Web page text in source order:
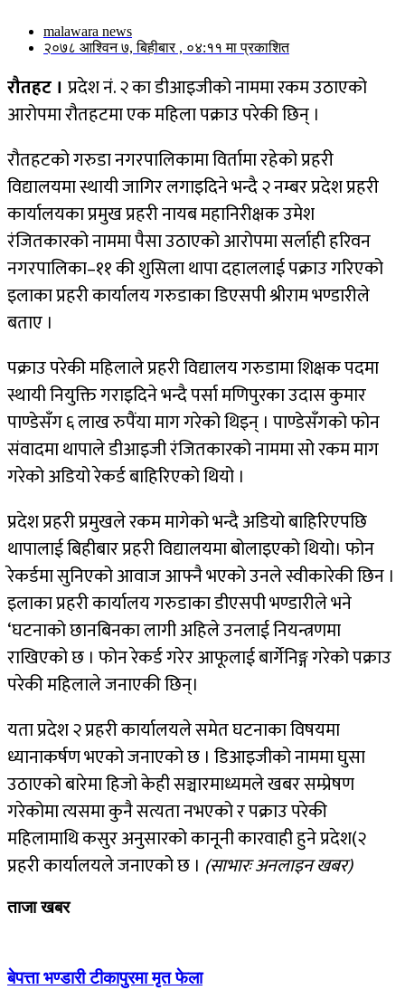
malawara news
२०७८ आश्विन ७, बिहीबार , ०४:११ मा प्रकाशित
रौतहट । प्रदेश नं. २ का डीआइजीको नाममा रकम उठाएको
आरोपमा रौतहटमा एक महिला पक्राउ परेकी छिन् ।
रौतहटको गरुडा नगरपालिकामा विर्तामा रहेको प्रहरी
विद्यालयमा स्थायी जागिर लगाइदिने भन्दै २ नम्बर प्रदेश प्रहरी
कार्यालयका प्रमुख प्रहरी नायब महानिरीक्षक उमेश
रंजितकारको नाममा पैसा उठाएको आरोपमा सर्लाही हरिवन
नगरपालिका–११ की शुसिला थापा दहाललाई पक्राउ गरिएको
इलाका प्रहरी कार्यालय गरुडाका डिएसपी श्रीराम भण्डारीले
बताए ।
पक्राउ परेकी महिलाले प्रहरी विद्यालय गरुडामा शिक्षक पदमा
स्थायी नियुक्ति गराइदिने भन्दै पर्सा मणिपुरका उदास कुमार
पाण्डेसँग ६ लाख रुपैंया माग गरेको थिइन् । पाण्डेसँगको फोन
संवादमा थापाले डीआइजी रंजितकारको नाममा सो रकम माग
गरेको अडियो रेकर्ड बाहिरिएको थियो ।
प्रदेश प्रहरी प्रमुखले रकम मागेको भन्दै अडियो बाहिरिएपछि
थापालाई बिहीबार प्रहरी विद्यालयमा बोलाइएको थियो। फोन
रेकर्डमा सुनिएको आवाज आफ्नै भएको उनले स्वीकारेकी छिन ।
इलाका प्रहरी कार्यालय गरुडाका डीएसपी भण्डारीले भने
‘घटनाको छानबिनका लागी अहिले उनलाई नियन्त्रणमा
राखिएको छ । फोन रेकर्ड गरेर आफूलाई बार्गेनिङ्ग गरेको पक्राउ
परेकी महिलाले जनाएकी छिन्।
यता प्रदेश २ प्रहरी कार्यालयले समेत घटनाका विषयमा
ध्यानाकर्षण भएको जनाएको छ । डिआइजीको नाममा घुसा
उठाएको बारेमा हिजो केही सञ्चारमाध्यमले खबर सम्प्रेषण
गरेकोमा त्यसमा कुनै सत्यता नभएको र पक्राउ परेकी
महिलामाथि कसुर अनुसारको कानूनी कारवाही हुने प्रदेश(२
प्रहरी कार्यालयले जनाएको छ । (साभारः अनलाइन खबर)
ताजा खबर
बेपत्ता भण्डारी टीकापुरमा मृत फेला